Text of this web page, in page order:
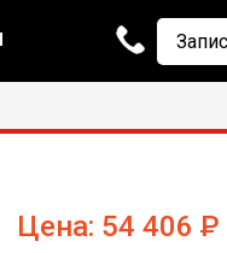
Цена: 54 406 Р